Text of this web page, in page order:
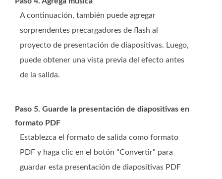
A continuación, también puede agregar
sorprendentes precargadores de flash al
proyecto de presentación de diapositivas. Luego,
puede obtener una vista previa del efecto antes
de la salida.
Paso 5. Guarde la presentación de diapositivas en
formato PDF
Establezca el formato de salida como formato
PDF y haga clic en el botón "Convertir" para
guardar esta presentación de diapositivas PDF